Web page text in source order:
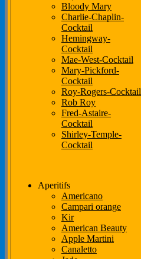
Bloody Mary
Charlie-Chaplin-
Cocktail
Hemingway-
Cocktail
Mae-West-Cocktail
Mary-Pickford-
Cocktail
Roy-Rogers-Cocktail
Rob Roy
Fred-Astaire-
Cocktail
Shirley-Temple-
Cocktail
Aperitifs
Americano
Campari orange
Kir
American Beauty
Apple Martini
Canaletto